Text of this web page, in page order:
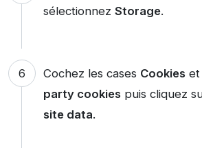
sélectionnez Storage.
Cochez les cases Cookieset
party cookiespuis cliquez
site data.